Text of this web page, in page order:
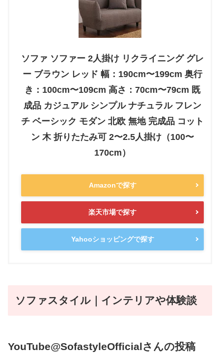
ソファ ソファー 2人掛け リクライニング グレ
ー ブラウン レッド 幅：190cm〜199cm 奥行
き：100cm〜109cm 高さ：70cm〜79cm 既
成品 カジュアル シンプル ナチュラル フレン
チ ベーシック モダン 北欧 無地 完成品 コット
ン 木 折りたたみ可 2〜2.5人掛け（100〜
170cm）
Amazonで探す
楽天市場で探す
Yahooショッピングで探す
ソファスタイル｜インテリアや体験談
YouTube@SofastyleOfficialさんの投稿